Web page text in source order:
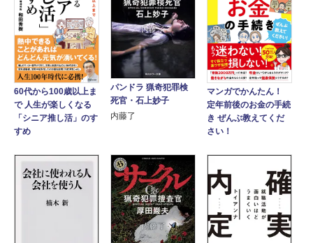
60代から100歳以上ま
で 人生が楽しくなる
「シニア推し活」のす
すめ
パンドラ 猟奇犯罪検
死官・石上妙子
内藤了
マンガでかんたん！
定年前後のお金の手続
き ぜんぶ教えてくだ
さい！